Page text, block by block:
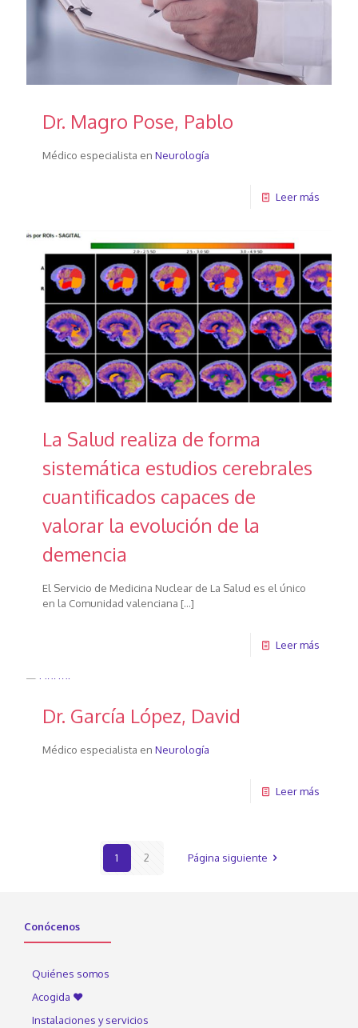
Dr. Magro Pose, Pablo
Médico especialista en Neurología
Leer más
La Salud realiza de forma
sistemática estudios cerebrales
cuantificados capaces de
valorar la evolución de la
demencia
El Servicio de Medicina Nuclear de La Salud es el único
en la Comunidad valenciana […]
Leer más
Dr. García López, David
Médico especialista en Neurología
Leer más
1 2 Página siguiente
Conócenos
Quiénes somos
Acogida ♥
Instalaciones y servicios